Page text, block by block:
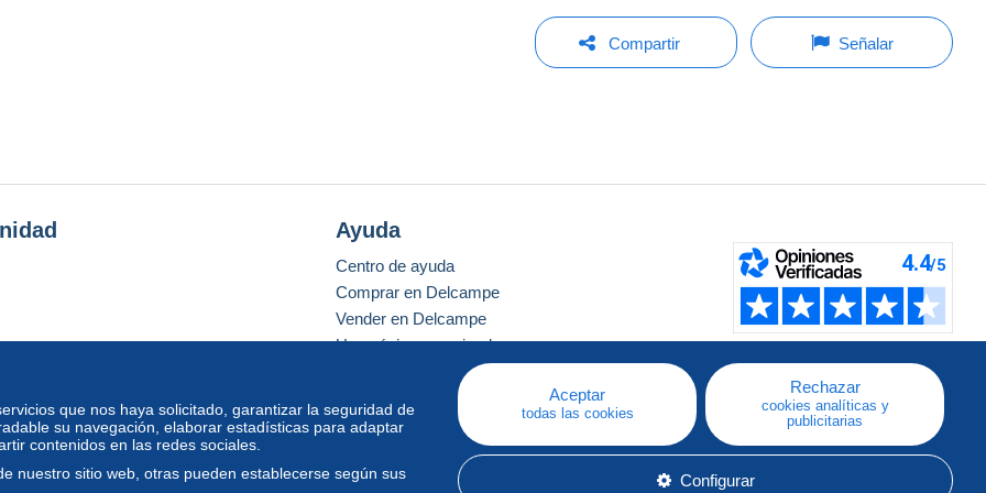
Compartir Señalar
que nos haya solicitado, garantizar la seguridad de
su navegación, elaborar estadísticas para adaptar
contenidos en las redes sociales.
nuestro sitio web, otras pueden establecerse según sus
Aceptar
todas las cookies
Rechazar
cookies analíticas y
publicitarias
Configurar
Ayuda
Centro de ayuda
Comprar en Delcampe
Vender en Delcampe
Una página securizada
estándar